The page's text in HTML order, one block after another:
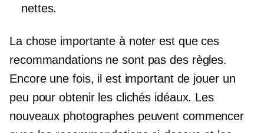
nettes.
La chose importante à noter est que ces
recommandations ne sont pas des règles.
Encore une fois, il est important de jouer un
peu pour obtenir les clichés idéaux. Les
nouveaux photographes peuvent commencer